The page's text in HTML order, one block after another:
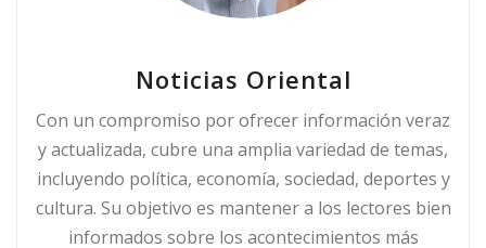
Noticias Oriental
Con un compromiso por ofrecer información veraz
y actualizada, cubre una amplia variedad de temas,
incluyendo política, economía, sociedad, deportes y
cultura. Su objetivo es mantener a los lectores bien
informados sobre los acontecimientos más